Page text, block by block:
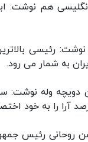
هم نوشت:
رئیسی
به شمار می رود.
دویچه وله نوشت:
روحانی رئیس